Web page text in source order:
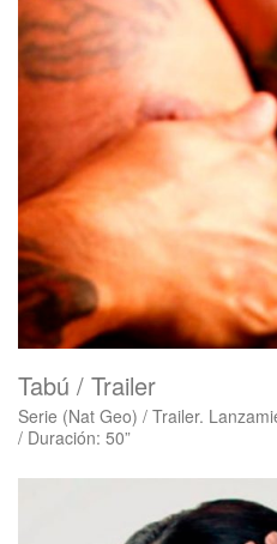
Tabú / Trailer
Serie (Nat Geo) / Trailer.
/ Duración: 50”